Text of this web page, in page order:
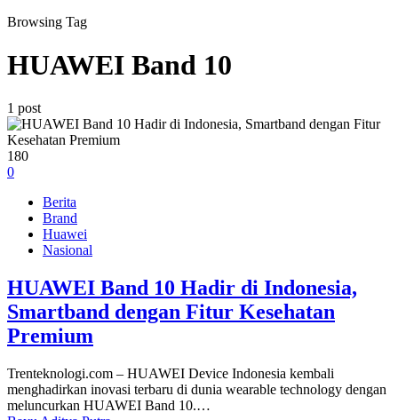
Browsing Tag
HUAWEI Band 10
1 post
180
0
Berita
Brand
Huawei
Nasional
HUAWEI Band 10 Hadir di Indonesia,
Smartband dengan Fitur Kesehatan
Premium
Trenteknologi.com – HUAWEI Device Indonesia kembali
menghadirkan inovasi terbaru di dunia wearable technology dengan
meluncurkan HUAWEI Band 10.…